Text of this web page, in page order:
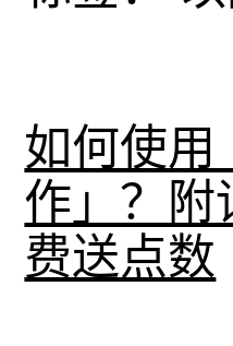
如何使用
作」？附
费送点数